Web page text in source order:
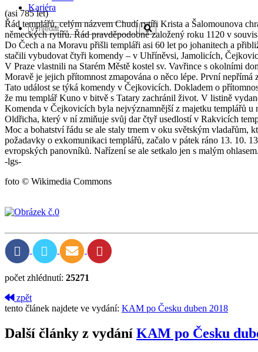
Kariéra
(asi 785 let)
Řád templářů, celým názvem Chudí rytíři Krista a Šalomounova
německých rytířů. Řád pravděpodobně založený roku 1120 v
Do Čech a na Moravu přišli templáři asi 60 let po johanitech a
stačili vybudovat čtyři komendy – v Uhříněvsi, Jamolicích,
V Praze vlastnili na Starém Městě kostel sv. Vavřince s okolními
Moravě je jejich přítomnost zmapována o něco lépe. První
Tato událost se týká komendy v Čejkovicích. Dokladem o
že mu templář Kuno v bitvě s Tatary zachránil život. V listině
Komenda v Čejkovicích byla nejvýznamnější z majetku templářů u
Oldřicha, který v ní zmiňuje svůj dar čtyř usedlostí v Rakvicích
Moc a bohatství řádu se ale staly trnem v oku světským
požadavky o exkomunikaci templářů, začalo v pátek ráno 13. 10.
evropských panovníků. Nařízení se ale setkalo jen s malým
-lgs-
foto © Wikimedia Commons
počet zhlédnutí: 25271
zpět
tento článek najdete ve vydání: KAM po Česku duben 2018
Další články z vydání KAM po Česku